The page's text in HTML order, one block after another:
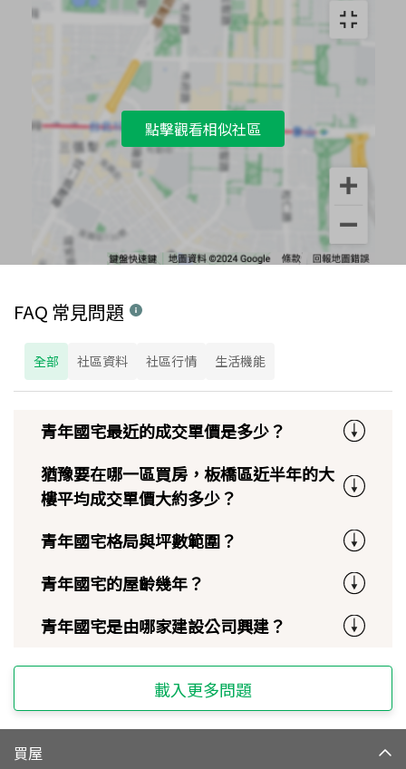
點擊觀看相似社區
FAQ 常見問題
全部 社區資料 社區行情 生活機能
青年國宅最近的成交單價是多少？
猶豫要在哪一區買房，板橋區近半年的大
樓平均成交單價大約多少？
青年國宅格局與坪數範圍？
青年國宅的屋齡幾年？
青年國宅是由哪家建設公司興建？
載入更多問題
買屋